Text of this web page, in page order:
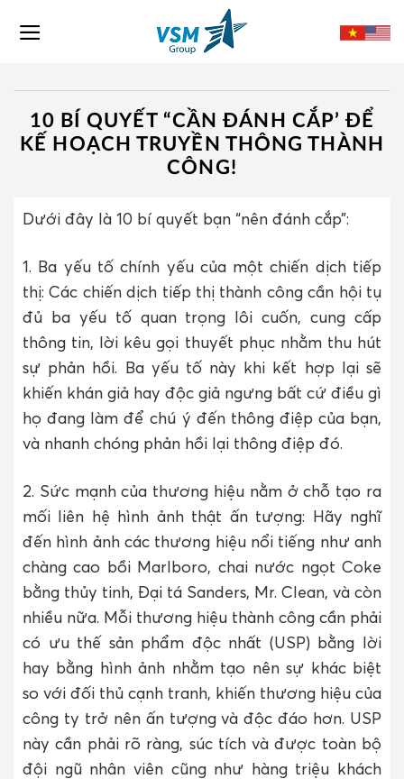
10 BÍ QUYẾT “CẦN ĐÁNH CẮP’ ĐỂ
KẾ HOẠCH TRUYỀN THÔNG THÀNH
CÔNG!
Dưới đây là 10 bí quyết bạn “nên đánh cắp”:
1. Ba yếu tố chính yếu của một chiến dịch tiếp
thị: Các chiến dịch tiếp thị thành công cần hội tụ
đủ ba yếu tố quan trọng lôi cuốn, cung cấp
thông tin, lời kêu gọi thuyết phục nhằm thu hút
sự phản hồi. Ba yếu tố này khi kết hợp lại sẽ
khiến khán giả hay độc giả ngưng bất cứ điều gì
họ đang làm để chú ý đến thông điệp của bạn,
và nhanh chóng phản hồi lại thông điệp đó.
2. Sức mạnh của thương hiệu nằm ở chỗ tạo ra
mối liên hệ hình ảnh thật ấn tượng: Hãy nghĩ
đến hình ảnh các thương hiệu nổi tiếng như anh
chàng cao bồi Marlboro, chai nước ngọt Coke
bằng thủy tinh, Đại tá Sanders, Mr. Clean, và còn
nhiều nữa. Mỗi thương hiệu thành công cần phải
có ưu thế sản phẩm độc nhất (USP) bằng lời
hay bằng hình ảnh nhằm tạo nên sự khác biệt
so với đối thủ cạnh tranh, khiến thương hiệu của
công ty trở nên ấn tượng và độc đáo hơn. USP
này cần phải rõ ràng, súc tích và được toàn bộ
đội ngũ nhân viên cũng như hàng triệu khách